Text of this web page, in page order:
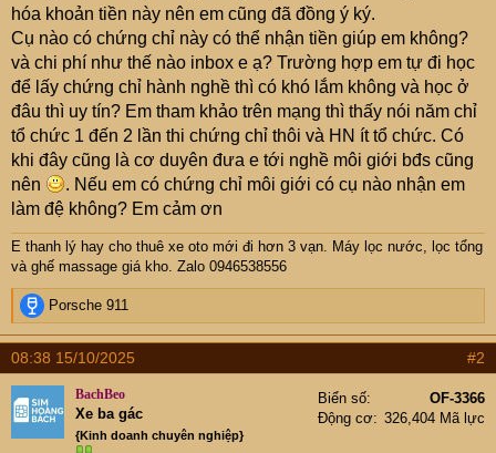
hóa khoản tiền này nên em cũng đã đồng ý ký.
Cụ nào có chứng chỉ này có thể nhận tiền giúp em không?
và chi phí như thế nào inbox e ạ? Trường hợp em tự đi học
để lấy chứng chỉ hành nghề thì có khó lắm không và học ở
đâu thì uy tín? Em tham khảo trên mạng thì thấy nói năm chỉ
tổ chức 1 đến 2 lần thi chứng chỉ thôi và HN ít tổ chức. Có
khi đây cũng là cơ duyên đưa e tới nghề môi giới bđs cũng
nên
. Nếu em có chứng chỉ môi giới có cụ nào nhận em
làm đệ không? Em cảm ơn
E thanh lý hay cho thuê xe oto mới đi hơn 3 vạn. Máy lọc nước, lọc tổng
và ghế massage giá kho. Zalo 0946538556
R
e
a
c
t
i
o
n
Porsche 911
08:38 15/10/2025 #2
BachBeo
Xe ba gác
{Kinh doanh chuyên nghiệp}
Biển số
OF-3366
Động cơ
326,404 Mã lực